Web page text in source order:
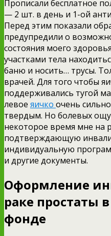
Прописали бесплатное
— 2 шт. в день и 1-ой
Перед этим показали
предупредили о
состояния моего
участками тела
баню и носить… трусы.
врачей. Для того чтобы
поддерживались тугой
левое яичко очень
твердым. Но болевых
некоторое время мне на
подтверждающую
индивидуальную
и другие документы.
Оформление
раке простаты
фонде